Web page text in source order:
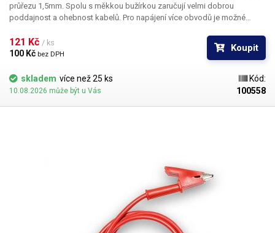
průřezu 1,5mm. Spolu s měkkou bužírkou zaručují velmi dobrou
poddajnost a ohebnost kabelů. Pro napájení více obvodů je možné
několika barevných provedeních pro rozlišení polarity: červená, černá,
modrá, žlutá, zelená.
121 Kč / ks
100 Kč bez DPH
Koupit
skladem více než 25 ks
10.08.2026 může být u Vás
Kód:
100558